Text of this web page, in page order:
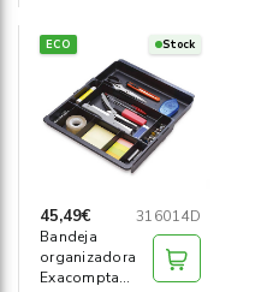
ECO Stock
45,49€
316014D
Bandeja
organizadora
Exacompta